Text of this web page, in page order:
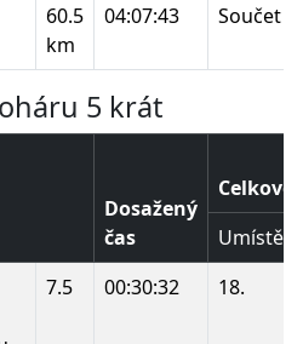
60.5
km
04:07:43 Součet
5 krát
Dosažený
čas
Celkové
Umístění
7.5 00:30:32 18.